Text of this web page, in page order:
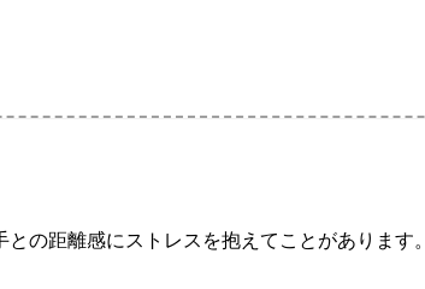
の距離感にストレスを抱えてことがあります。